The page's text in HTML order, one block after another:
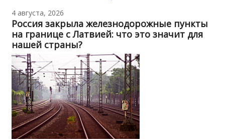
4 августа, 2026
Россия закрыла железнодорожные пункты
на границе с Латвией: что это значит для
нашей страны?